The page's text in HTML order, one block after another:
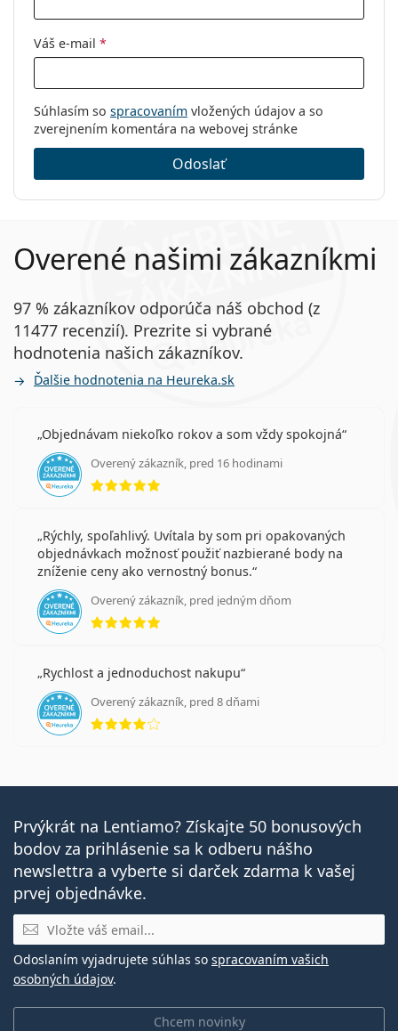
Váš e-mail *
Súhlasím so spracovaním vložených údajov a so
zverejnením komentára na webovej stránke
Odoslať
Overené našimi zákazníkmi
97 % zákazníkov odporúča náš obchod (z
11477 recenzií). Prezrite si vybrané
hodnotenia našich zákazníkov.
Ďalšie hodnotenia na Heureka.sk
Objednávam niekoľko rokov a som vždy spokojná
Overený zákazník, pred 16 hodinami
hodnotenie 5 z 5
Rýchly, spoľahlivý. Uvítala by som pri opakovaných
objednávkach možnosť použiť nazbierané body na
zníženie ceny ako vernostný bonus.
Overený zákazník, pred jedným dňom
hodnotenie 5 z 5
Rychlost a jednoduchost nakupu
Overený zákazník, pred 8 dňami
hodnotenie 4 z 5
Prvýkrát na Lentiamo? Získajte 50 bonusových
bodov za prihlásenie sa k odberu nášho
newslettra a vyberte si darček zdarma k vašej
prvej objednávke.
E-mail
Chcem novinky
Odoslaním vyjadrujete súhlas so spracovaním vašich
osobných údajov.